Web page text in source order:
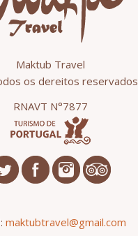
Maktub Travel
os dereitos reservados
RNAVT N°7877
maktubtravel@gmail.com